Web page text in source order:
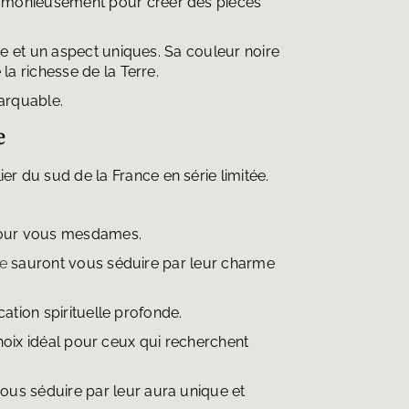
et un aspect uniques. Sa couleur noire
richesse de la Terre.
du sud de la France en série limitée.
vous mesdames.
sauront vous séduire par leur charme
spirituelle profonde.
idéal pour ceux qui recherchent
séduire par leur aura unique et